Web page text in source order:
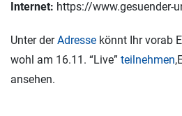
Internet: https://www.gesuender-
Unter derAdresse könnt Ihr vorab
wohl am 16.11. “Live” teilnehmen
ansehen.